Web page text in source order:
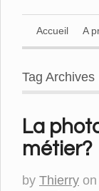
Accueil A
Tag
La
métier?
by Thierry on